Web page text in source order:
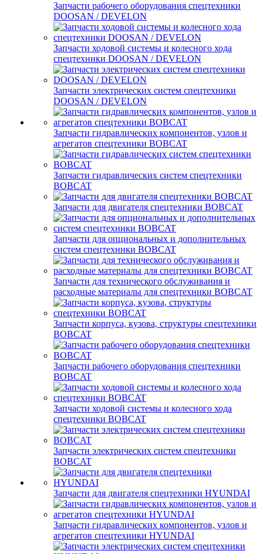
Запчасти рабочего оборудования спецтехники
DOOSAN / DEVELON
Запчасти ходовой системы и колесного хода
спецтехники DOOSAN / DEVELON
Запчасти электрических систем спецтехники
DOOSAN / DEVELON
Запчасти гидравлических компонентов, узлов и
агрегатов спецтехники BOBCAT
Запчасти гидравлических систем спецтехники
BOBCAT
Запчасти для двигателя спецтехники BOBCAT
Запчасти для опциональных и дополнительных
систем спецтехники BOBCAT
Запчасти для технического обслуживания и
расходные материалы для спецтехники BOBCAT
Запчасти корпуса, кузова, структуры спецтехники
BOBCAT
Запчасти рабочего оборудования спецтехники
BOBCAT
Запчасти ходовой системы и колесного хода
спецтехники BOBCAT
Запчасти электрических систем спецтехники
BOBCAT
Запчасти для двигателя спецтехники HYUNDAI
Запчасти гидравлических компонентов, узлов и
агрегатов спецтехники HYUNDAI